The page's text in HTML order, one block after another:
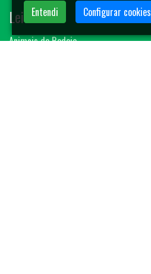
Leilões
Animais de Rodeio
Entendi
Configurar cookies